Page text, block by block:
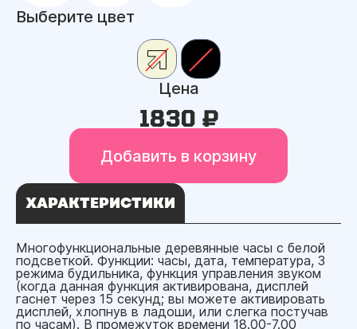
Выберите цвет
Цена
1830 ₽
Добавить в корзину
ХАРАКТЕРИСТИКИ
Многофункциональные деревянные часы с белой
подсветкой. Функции: часы, дата, температура, 3
режима будильника, функция управления звуком
(когда данная функция активирована, дисплей
гаснет через 15 секунд; вы можете активировать
дисплей, хлопнув в ладоши, или слегка постучав
по часам). В промежуток времени 18.00-7.00